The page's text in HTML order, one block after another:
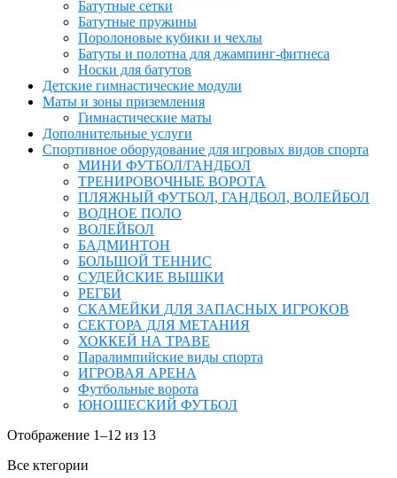
Батутные сетки
Батутные пружины
Поролоновые кубики и чехлы
Батуты и полотна для джампинг-фитнеса
Носки для батутов
Детские гимнастические модули
Маты и зоны приземления
Гимнастические маты
Дополнительные услуги
Спортивное оборудование для игровых видов спорта
МИНИ ФУТБОЛ/ГАНДБОЛ
ТРЕНИРОВОЧНЫЕ ВОРОТА
ПЛЯЖНЫЙ ФУТБОЛ, ГАНДБОЛ, ВОЛЕЙБОЛ
ВОДНОЕ ПОЛО
ВОЛЕЙБОЛ
БАДМИНТОН
БОЛЬШОЙ ТЕННИС
СУДЕЙСКИЕ ВЫШКИ
РЕГБИ
СКАМЕЙКИ ДЛЯ ЗАПАСНЫХ ИГРОКОВ
СЕКТОРА ДЛЯ МЕТАНИЯ
ХОККЕЙ НА ТРАВЕ
Паралимпийские виды спорта
ИГРОВАЯ АРЕНА
Футбольные ворота
ЮНОШЕСКИЙ ФУТБОЛ
Отображение 1–12 из 13
Все ктегории